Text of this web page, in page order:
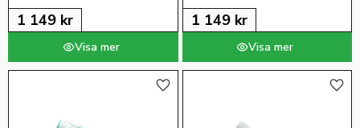
1 149 kr 1 149kr
Lägg till i favoriter